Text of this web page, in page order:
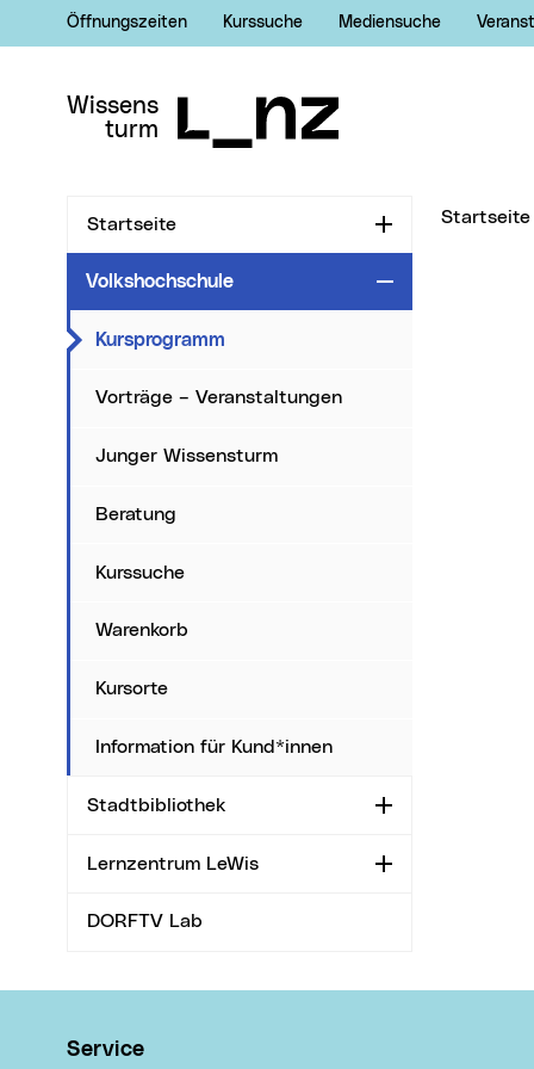
Zur Navigation
Zum Inhalt
Zur Suche
Öffnungszeiten Kurssuche Mediensuche
Wissens
turm
Startseite Aufklappen
Volkshochschule Zuklappen
Kursprogramm
Vorträge – Veranstaltungen
Junger Wissensturm
Beratung
Kurssuche
Warenkorb
Kursorte
Information für Kund*innen
Stadtbibliothek Aufklappen
Lernzentrum LeWis Aufklappen
DORFTV Lab
Sie sind
Startseite
Service